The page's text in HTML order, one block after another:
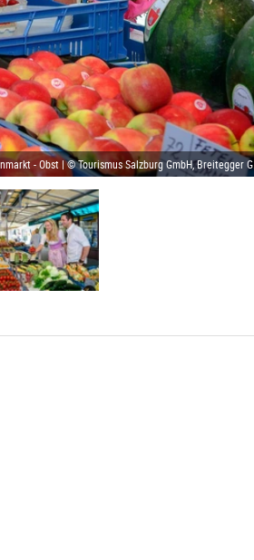
- Obst | © Tourismus Salzburg GmbH, Breitegger G.